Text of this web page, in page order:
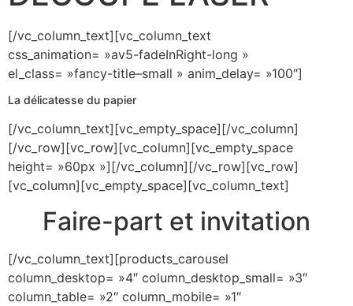
[/vc_column_text][vc_column_text
css_animation= »av5-fadeInRight-long »
el_class= »fancy-title–small » anim_delay= »100″]
La délicatesse du papier
[/vc_column_text][vc_empty_space][/vc_column]
[/vc_row][vc_row][vc_column][vc_empty_space
height= »60px »][/vc_column][/vc_row][vc_row]
[vc_column][vc_empty_space][vc_column_text]
Faire-part et invitation
[/vc_column_text][products_carousel
column_desktop= »4″ column_desktop_small= »3″
column_table= »2″ column_mobile= »1″